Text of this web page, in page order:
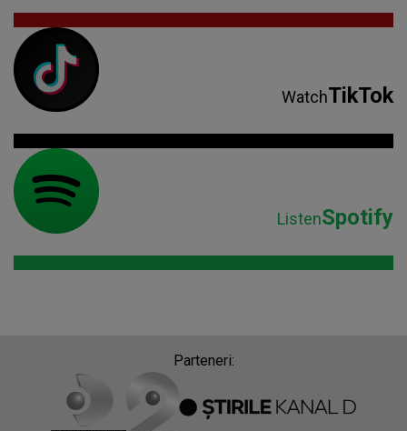
WatchTikTok
ListenSpotify
Parteneri: